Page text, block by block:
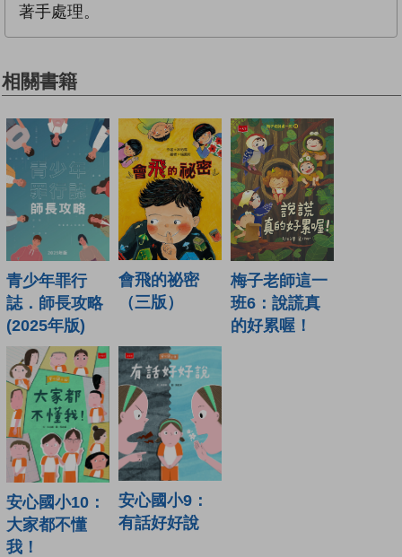
著手處理。
相關書籍
青少年罪行
誌．師長攻略
(2025年版)
會飛的祕密
（三版）
梅子老師這一
班6：說謊真
的好累喔！
安心國小10：
大家都不懂
我！
安心國小9：
有話好好說